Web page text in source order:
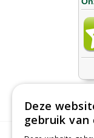
Deze
gebruik van